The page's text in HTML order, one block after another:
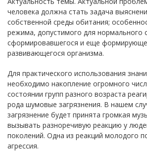
человека должна стать задача
собственной среды обитания;
режима, допустимого для нормального
сформировавшегося и еще
развивающегося организма.
Для практического использования
необходимо накопление огромного
состоянии групп разного возраста
рода шумовые загрязнения. В нашем
загрязнение будет принята громкая
вызывать разноречивую реакцию у
поколений. Одна из реакций молодого
агрессия.